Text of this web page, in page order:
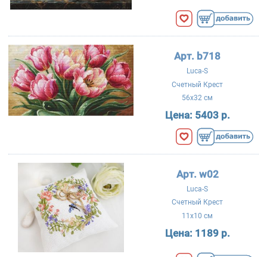
Арт. b718
Luca-S
Счетный Крест
56x32 см
Цена: 5403 р.
Арт. w02
Luca-S
Счетный Крест
11x10 см
Цена: 1189 р.